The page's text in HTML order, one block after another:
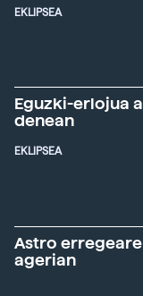
EKLIPSEA
Eguzki-erlojua
denean
EKLIPSEA
Astro
agerian